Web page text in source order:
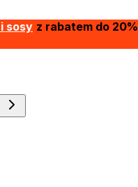
sosy z rabatem do 20%